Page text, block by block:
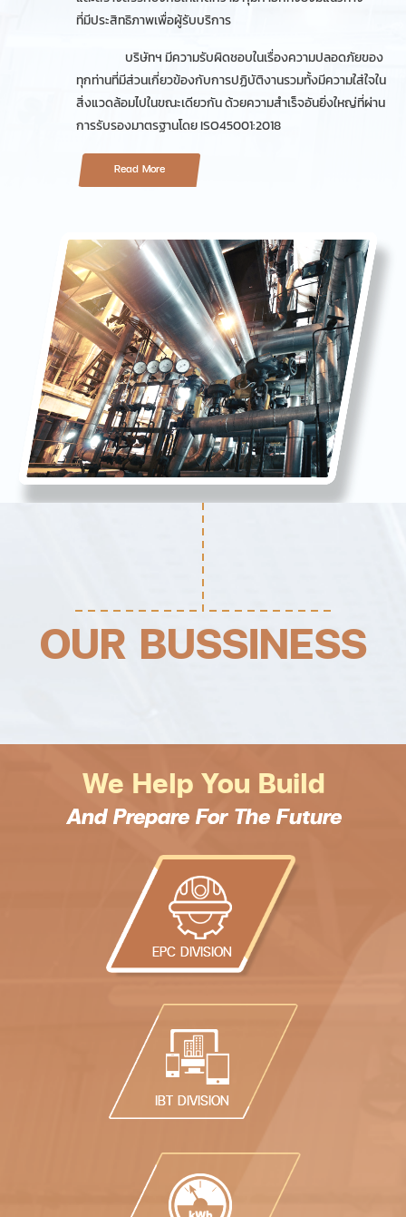
ที่มีประสิทธิภาพเพื่อผู้รับบริการ
บริษัทฯ มีความรับผิดชอบในเรื่องความปลอดภัยของ
ทุกท่านที่มีส่วนเกี่ยวข้องกับการปฏิบัติงานรวมทั้งมีความใส่ใจใน
สิ่งแวดล้อมไปในขณะเดียวกัน ด้วยความสำเร็จอันยิ่งใหญ่ที่ผ่าน
การรับรองมาตรฐานโดยISO45001:2018
Read More
OUR BUSSINESS
We Help You Build
And Prepare For The Future
EPC DIVISION
IBT DIVISION